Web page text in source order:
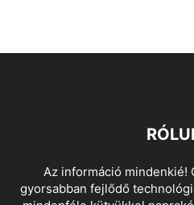
Az információ mindenkié!
gyorsabban fejlődő